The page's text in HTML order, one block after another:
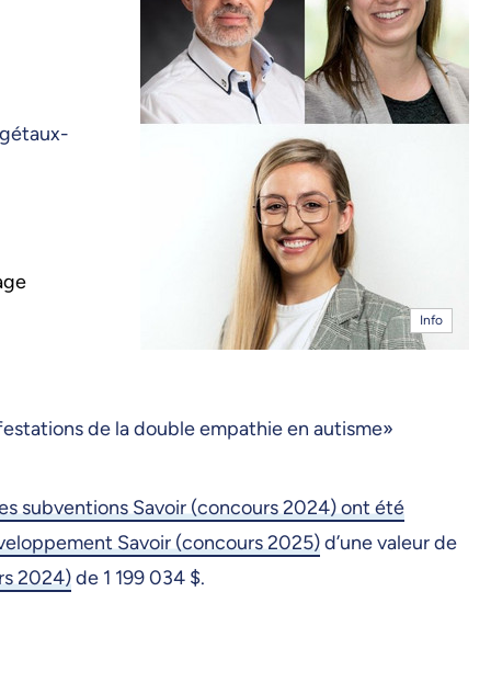
Info
de la double empathie en autisme»
subventions Savoir (concours 2024) ont été
Savoir (concours 2025)d’une valeur de
2024)de 1 199 034 $.